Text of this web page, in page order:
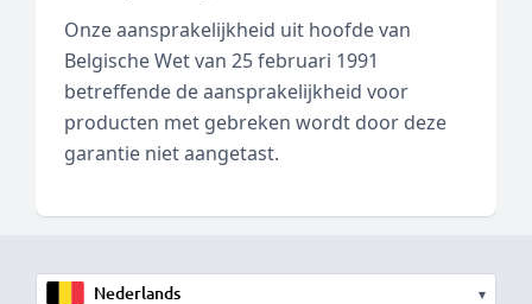
Onze aansprakelijkheid uit hoofde van
Belgische Wet van 25 februari 1991
betreffende de aansprakelijkheid voor
producten met gebreken wordt door deze
garantie niet aangetast.
▾